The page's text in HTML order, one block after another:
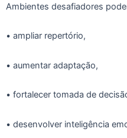
Ambientes desafiadores
• ampliar repertório,
• aumentar adaptação,
• fortalecer tomada de
• desenvolver inteligência